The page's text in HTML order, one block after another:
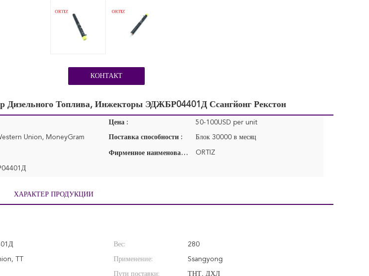
КОНТАКТ
Дизельного Топлива, Инжекторы ЭДЖБР04401Д Ссангйонг Рекстон
Цена : 50-100USD per unit
Union, MoneyGram Поставка способности : Блок 30000 в месяц
Фирменное наименование: ORTIZ
ХАРАКТЕР ПРОДУКЦИИ
Вес: 280
TT Применение: Ssangyong
Пути поставки: ТНТ, ДХЛ